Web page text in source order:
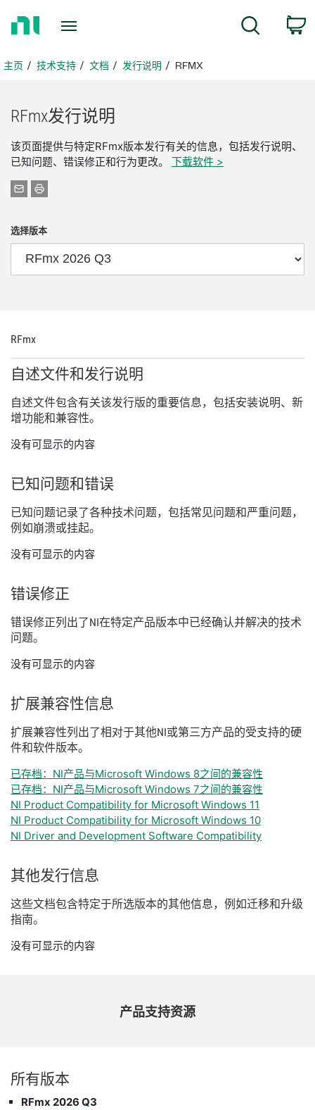
页主页 技术支持 文档 发行说明 RFMX
RFmx发行说明
该页面提供与特定RFmx版本发行有关的信息，包括发行说明、
已知问题、错误修正和行为更改。 下载软件 >
选择版本
RFmx
自述文件和发行说明
自述文件包含有关该发行版的重要信息， 包括安装说明、 新
增功能和兼容性。
没有可显示的内容
已知问题和错误
已知问题记录了各种技术问题， 包括常见问题和严重问题，
例如崩溃或挂起。
没有可显示的内容
错误修正
错误修正列出了NI在特定产品版本中已经确认并解决的技术
问题。
没有可显示的内容
扩展兼容性信息
扩展兼容性列出了相对于其他NI或第三方产品的受支持的硬
件和软件版本。
已存档：NI产品与Microsoft Windows 8之间的兼容性
已存档：NI产品与Microsoft Windows 7之间的兼容性
NI Product Compatibility for Microsoft Windows 11
NI Product Compatibility for Microsoft Windows 10
NI Driver and Development Software Compatibility
其他发行信息
这些文档包含特定于所选版本的其他信息， 例如迁移和升级
指南。
没有可显示的内容
产品支持资源
所有版本
RFmx 2026 Q3